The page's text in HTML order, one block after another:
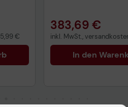
5,99 €
383,69 €
inkl. MwSt.,
In den